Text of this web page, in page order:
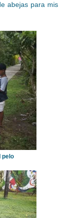
abejas para mis
pelo